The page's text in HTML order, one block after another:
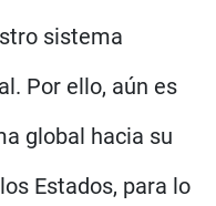
sistema
Por ello, aún es
global hacia su
Estados, para lo